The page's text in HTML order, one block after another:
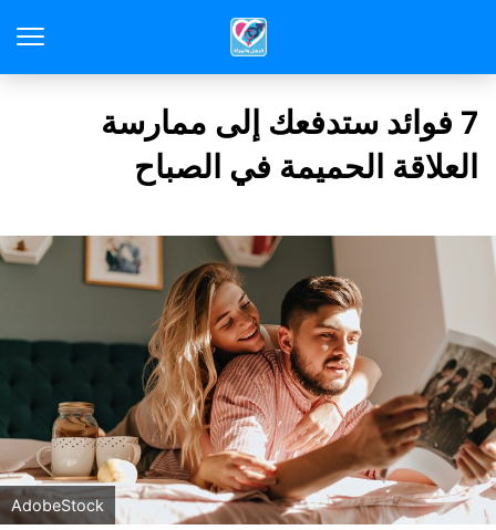
7 فوائد ستدفعك إلى ممارسة
العلاقة الحميمة في الصباح
AdobeStock